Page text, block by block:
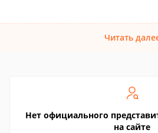
Читать
Нет официального
на сайте